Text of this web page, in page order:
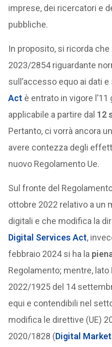
imprese, dei ricercatori e
pubbliche.
In proposito, si ricorda che
2023/2854 riguardante
sull’accesso equo ai dati
Act è entrato in vigore
applicabile a partire dal 12
Pertanto, ci vorrà ancora
avere contezza degli
nuovo Regolamento Ue.
Sul fronte del
ottobre 2022 relativo a un
digitali e che modifica la
Digital Services Act,
febbraio 2024 si ha la
Regolamento; mentre, lato
2022/1925 del 14
equi e contendibili nel
modifica le direttive (UE)
2020/1828 (Digital